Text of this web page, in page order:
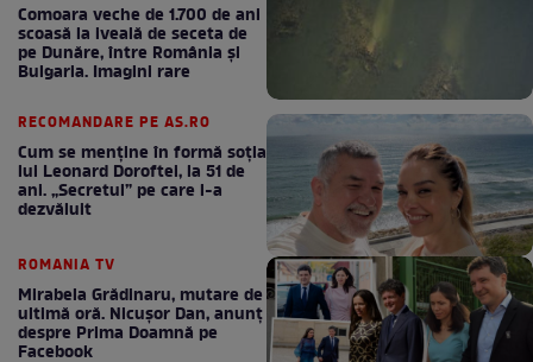
Comoara veche de 1.700 de ani
scoasă la iveală de seceta de
pe Dunăre, între România şi
Bulgaria. Imagini rare
RECOMANDARE PE AS.RO
Cum se menţine în formă soţia
lui Leonard Doroftei, la 51 de
ani. „Secretul” pe care l-a
dezvăluit
ROMANIA TV
Mirabela Grădinaru, mutare de
ultimă oră. Nicuşor Dan, anunţ
despre Prima Doamnă pe
Facebook